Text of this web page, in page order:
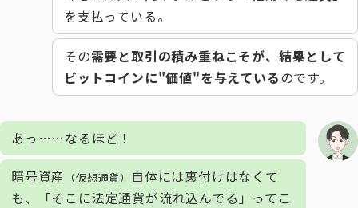
を支払っている。
その需要と取引の積み重ねこそが、結果として
ビットコインに"価値"を与えているのです。
あっ……なるほど！
暗号資産 （仮想通貨）
自体には裏付けはなくて
も、「そこに法定通貨が流れ込んでる」ってこ